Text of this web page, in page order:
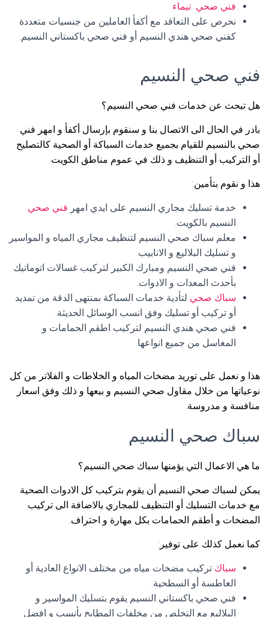
فني صحي تيماء
نحرص على التعاقد مع أكفأ العاملين من جنسيات متعددة
كفني صحي هندي النسيم أو فني صحي باكستاني النسيم.
فني صحي النسيم
هل تبحث عن خدمات فني صحي النسيم؟
بادر في الحال الى الاتصال بنا و سنقوم بإرسال أكفأ و امهر فني
صحي بالنسيم للقيام بجميع خدمات السباكة أو الصحية كالتصليح
أو التركيب أو التنظيف و ذلك في عموم مناطق الكويت.
هذا و نقوم بتأمين:
خدمة تسليك مجاري النسيم على ايدي امهر فني صحي
النسيم بالكويت.
معلم سباك صحي النسيم لتنظيف مجاري المياه و المواسير
و تسليك البلاليع و الانابيب.
فني صحي النسيم ومبارك الكبير لتركيب غسالات اتوماتيك
بأحدث المعدات و الادوات.
سباك صحي لتأدية خدمات السباكة بمنتهى الدقة من تمديد
أو تركيب أو تسليك وفق انسب الوسائل الحديثة.
فني صحي هندي النسيم لتركيب اطقم الحمامات و
المغاسل من جميع انواعها.
هذا و نعمل على توريد مضخات المياه و الخلاطات و الفلاتر من كل
نوعياتها من خلال مقاول صحي النسيم و بيعها و ذلك وفق اسعار
منافسة و مدروسة.
سباك صحي النسيم
ما هي الاعمال التي يؤمنها سباك صحي النسيم؟
يمكن لسباك صحي النسيم أن يقوم بتركيب كل الادوات الصحية
مع خدمات التسليك أو التنظيف للمجاري بالاضافة الى تركيب
المضخات و أطقم الحمامات بكل مهارة و احتراف.
كما نعمل كذلك على توفير:
سباك تركيب مضخات مياه من مختلف الانواع العادية أو
الغاطسة أو السطحية.
فني صحي باكستاني النسيم يقوم بتسليك المواسير و
البلاليع مع التخلص من مخلفات المطابخ بأنسب و افضل